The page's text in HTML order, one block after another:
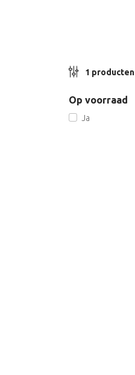
1 producten
Op voorraad
Ja